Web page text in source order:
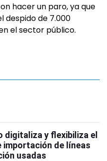
hacer un paro, ya que
despido de 7.000
el sector público.
digitaliza y flexibiliza el
importación de líneas
usadas